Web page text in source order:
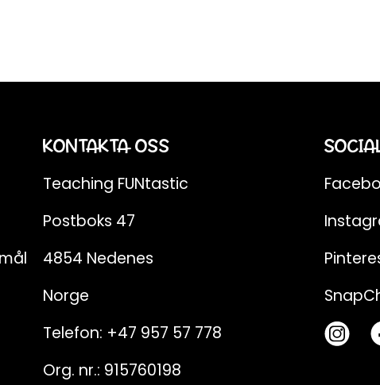
KONTAKTA OSS
Teaching FUNtastic
Postboks 47
4854 Nedenes
Norge
Telefon: +47 957 57 778
Org. nr.: 915760198